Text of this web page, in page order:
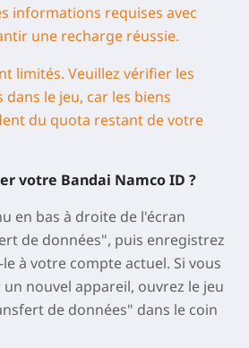
informations requises avec
une recharge réussie.
limités. Veuillez vérifier les
le jeu, car les biens
du quota restant de votre
votre Bandai Namco ID ?
en bas à droite de l'écran
de données", puis enregistrez
à votre compte actuel. Si vous
nouvel appareil, ouvrez le jeu
de données" dans le coin